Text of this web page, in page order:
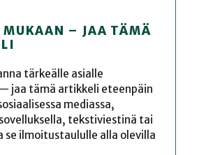
MUKAAN – JAA TÄMÄ
tärkeälle asialle
jaa tämä artikkeli eteenpäin
mediassa,
tekstiviestinä tai
se ilmoitustaululle alla olevilla